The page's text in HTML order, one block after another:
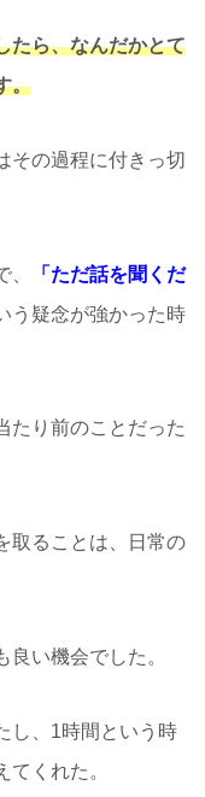
たら、なんだかとて
。
その過程に付きっ切
「ただ話を聞くだ
う疑念が強かった時
たり前のことだった
取ることは、日常の
い機会でした。
し、1時間という時
くれた。